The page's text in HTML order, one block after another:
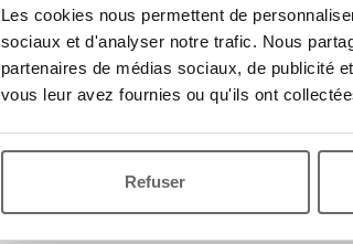
Les cookies nous permettent de
sociaux et d'analyser notre trafic. Nous
partenaires de médias sociaux, de publicité
vous leur avez fournies ou qu'ils ont
Refuser